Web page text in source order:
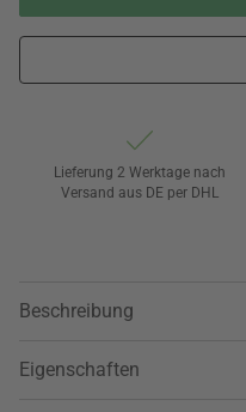
Lieferung 2 Werktage nach
Versand aus DE per DHL
Beschreibung
Eigenschaften